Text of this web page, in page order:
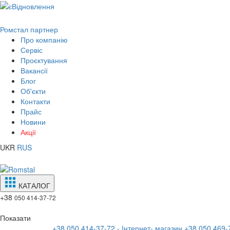
Ромстал партнер
Про компанію
Сервіс
Проєктування
Вакансії
Блог
Об'єкти
Контакти
Прайс
Новини
Акції
UKR RUS
КАТАЛОГ
+38 050 414-37-72
Показати
+38 050 414-37-72 - Інтернет- магазин +38 050